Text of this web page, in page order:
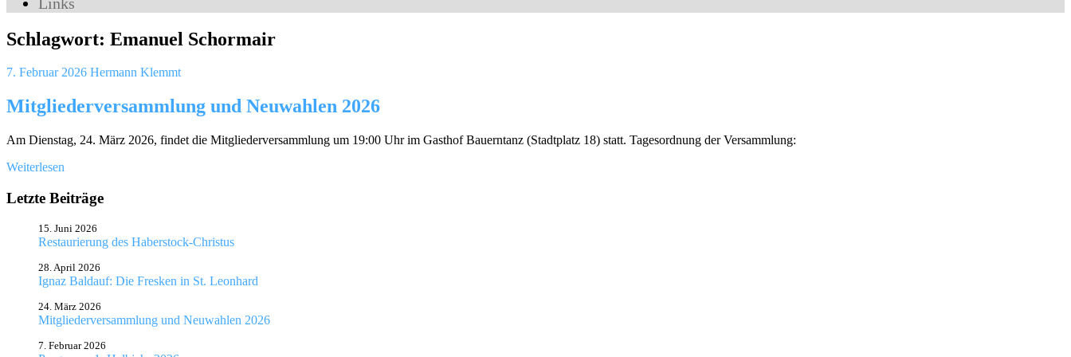
Schlagwort: Emanuel Schormair
7. Februar 2026 Hermann Klemmt
Mitgliederversammlung und Neuwahlen 2026
Am Dienstag, 24. März 2026, findet die Mitgliederversammlung um 19:00 Uhr im Gasthof Bauerntanz (Stadtplatz 18) statt. Tagesordnung der Versammlung:
Weiterlesen
Letzte Beiträge
Restaurierung des Haberstock-Christus
15. Juni 2026
Ignaz Baldauf: Die Fresken in St. Leonhard
28. April 2026
Mitgliederversammlung und Neuwahlen 2026
24. März 2026
7. Februar 2026